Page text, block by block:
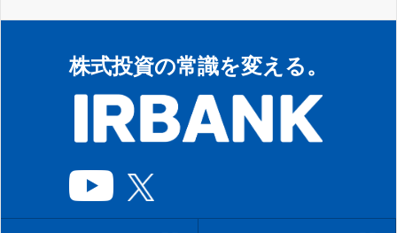
株式投資の常識を変える。